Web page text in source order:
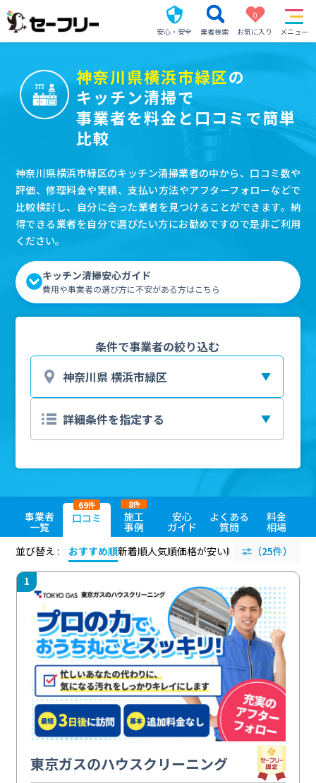
安心・安全 業者検索
0
お気に入り
メニュー
神奈川県横浜市緑区の
キッチン清掃で
事業者を料金と口コミで簡単
比較
神奈川県横浜市緑区のキッチン清掃業者の中から、口コミ数や
評価、修理料金や実績、支払い方法やアフターフォローなどで
比較検討し、自分に合った業者を見つけることができます。納
得できる業者を自分で選びたい方にお勧めですので是非ご利用
ください。
キッチン清掃安心ガイド
費用や事業者の選び方に不安がある方はこちら
条件で事業者の絞り込む
事業者
一覧
口コミ
69件
施工
事例
8件
安心
ガイド
よくある
質問
料金
相場
並び替え :
おすすめ順新着順人気順価格が安い順 評価が高い順
（25件）
1
東京ガスのハウスクリーニング